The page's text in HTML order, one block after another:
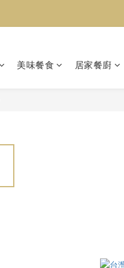
美味餐食 居家餐廚